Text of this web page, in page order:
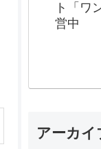
ト「ワ
営中
アーカイ